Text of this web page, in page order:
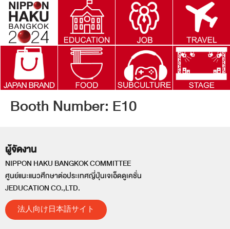
Booth Number: E10
ผู้จัดงาน
NIPPON HAKU BANGKOK COMMITTEE
ศูนย์แนะแนวศึกษาต่อประเทศญี่ปุ่นเจเอ็ดดูเคชั่น
JEDUCATION CO.,LTD.
法人向け日本語サイト